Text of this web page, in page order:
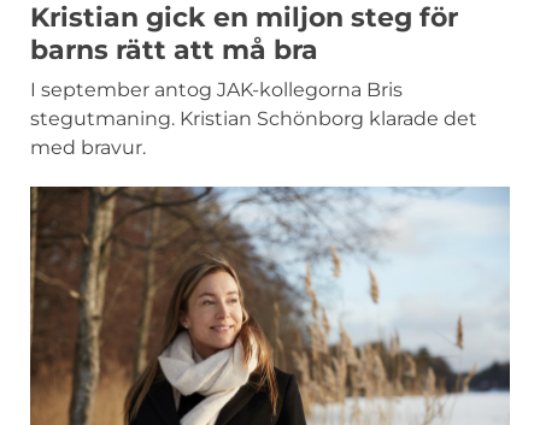
Kristian gick en miljon steg för
barns rätt att må bra
I september antog JAK-kollegorna Bris
stegutmaning. Kristian Schönborg klarade det
med bravur.